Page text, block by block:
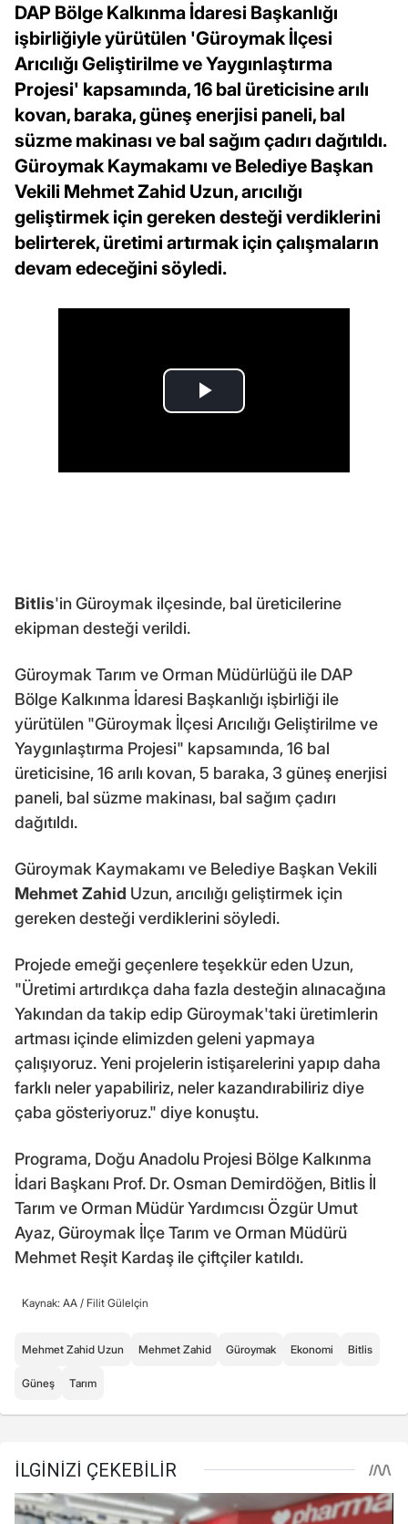
DAP Bölge Kalkınma İdaresi Başkanlığı
işbirliğiyle yürütülen 'Güroymak İlçesi
Arıcılığı Geliştirilme ve Yaygınlaştırma
Projesi' kapsamında, 16 bal üreticisine arılı
kovan, baraka, güneş enerjisi paneli, bal
süzme makinası ve bal sağım çadırı dağıtıldı.
Güroymak Kaymakamı ve Belediye Başkan
Vekili Mehmet Zahid Uzun, arıcılığı
geliştirmek için gereken desteği verdiklerini
belirterek, üretimi artırmak için çalışmaların
devam edeceğini söyledi.
Bitlis'in Güroymak ilçesinde, bal üreticilerine
ekipman desteği verildi.
Güroymak Tarım ve Orman Müdürlüğü ile DAP
Bölge Kalkınma İdaresi Başkanlığı işbirliği ile
yürütülen "Güroymak İlçesi Arıcılığı Geliştirilme ve
Yaygınlaştırma Projesi" kapsamında, 16 bal
üreticisine, 16 arılı kovan, 5 baraka, 3 güneş enerjisi
paneli, bal süzme makinası, bal sağım çadırı
dağıtıldı.
Güroymak Kaymakamı ve Belediye Başkan Vekili
Mehmet Zahid Uzun, arıcılığı geliştirmek için
gereken desteği verdiklerini söyledi.
Projede emeği geçenlere teşekkür eden Uzun,
"Üretimi artırdıkça daha fazla desteğin alınacağına
Yakından da takip edip Güroymak'taki üretimlerin
artması içinde elimizden geleni yapmaya
çalışıyoruz. Yeni projelerin istişarelerini yapıp daha
farklı neler yapabiliriz, neler kazandırabiliriz diye
çaba gösteriyoruz." diye konuştu.
Programa, Doğu Anadolu Projesi Bölge Kalkınma
İdari Başkanı Prof. Dr. Osman Demirdöğen, Bitlis İl
Tarım ve Orman Müdür Yardımcısı Özgür Umut
Ayaz, Güroymak İlçe Tarım ve Orman Müdürü
Mehmet Reşit Kardaş ile çiftçiler katıldı.
Kaynak: AA / Filit Gülelçin
Mehmet Zahid Uzun Mehmet Zahid Güroymak Ekonomi Bitlis
Güneş Tarım